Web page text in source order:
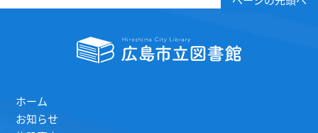
ホーム
お知らせ